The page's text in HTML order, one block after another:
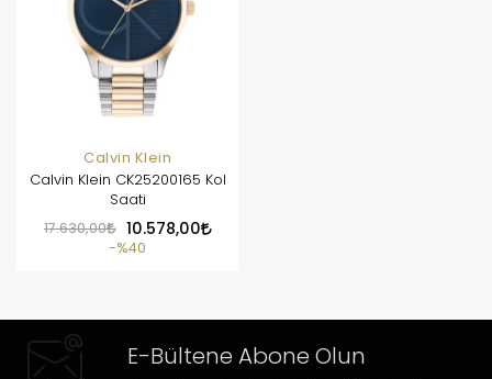
Calvin Klein
Calvin Klein CK25200165 Kol
Saati
17.630,00
10.578,00
%40
E-Bültene Abone Olun